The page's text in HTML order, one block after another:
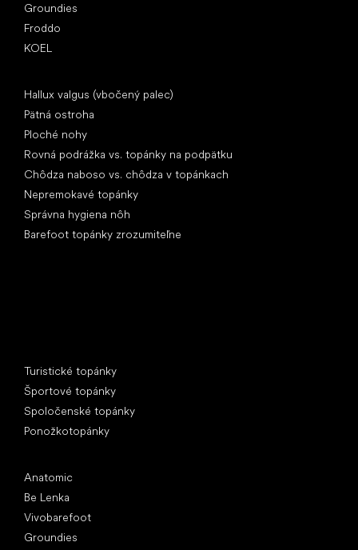
Groundies
Froddo
KOEL
Hallux valgus (vbočený palec)
Pätná ostroha
Ploché nohy
Rovná podrážka vs. topánky na podpätku
Chôdza naboso vs. chôdza v topánkach
Nepremokavé topánky
Správna hygiena nôh
Barefoot topánky zrozumiteľne
Turistické topánky
Športové topánky
Spoločenské topánky
Ponožkotopánky
Anatomic
Be Lenka
Vivobarefoot
Groundies